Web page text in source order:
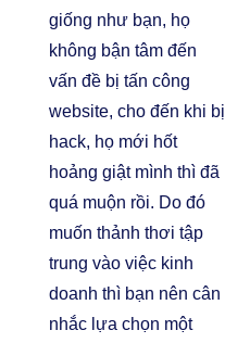
giống như bạn, họ
không bận tâm đến
vấn đề bị tấn công
website, cho đến khi bị
hack, họ mới hốt
hoảng giật mình thì đã
quá muộn rồi. Do đó
muốn thảnh thơi tập
trung vào việc kinh
doanh thì bạn nên cân
nhắc lựa chọn một